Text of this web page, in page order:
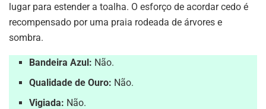
lugar para estender a toalha. O esforço de acordar cedo é
recompensado por uma praia rodeada de árvores e
sombra.
Bandeira Azul: Não.
Qualidade de Ouro: Não.
Vigiada: Não.